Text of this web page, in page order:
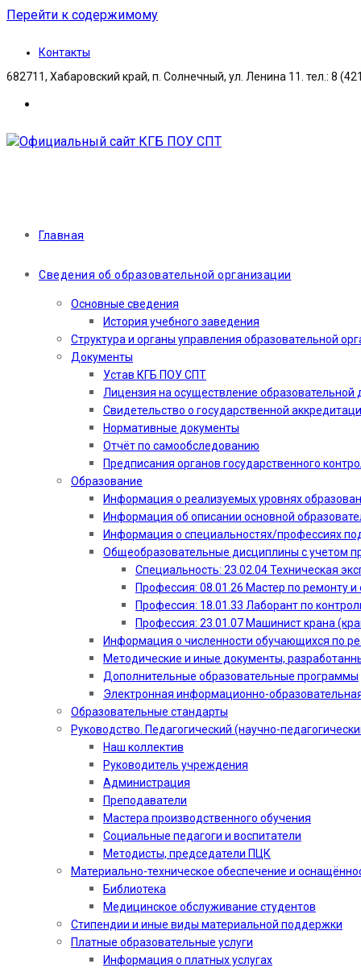
Перейти к содержимому
Контакты
682711, Хабаровский край, п. Солнечный, ул. Ленина 11. тел.: 8
Главная
Сведения об образовательной организации
Основные сведения
История учебного заведения
Структура и органы управления образовательной
Документы
Устав КГБ ПОУ СПТ
Лицензия на осуществление образовательной
Свидетельство о государственной
Нормативные документы
Отчёт по самообследованию
Предписания органов государственного
Образование
Информация о реализуемых уровнях
Информация об описании основной
Информация о специальностях/профессиях
Общеобразовательные дисциплины с учетом
Специальность: 23.02.04 Техническая
Профессия: 08.01.26 Мастер по ремонту
Профессия: 18.01.33 Лаборант по
Профессия: 23.01.07 Машинист крана
Информация о численности обучающихся по
Методические и иные документы,
Дополнительные образовательные программы
Электронная информационно-
Образовательные стандарты
Руководство. Педагогический (научно-
Наш коллектив
Руководитель учреждения
Администрация
Преподаватели
Мастера производственного обучения
Социальные педагоги и воспитатели​
Методисты, председатели ПЦК
Материально-техническое обеспечение и
Библиотека
Медицинское обслуживание студентов
Стипендии и иные виды материальной поддержки
Платные образовательные услуги
Информация о платных услугах